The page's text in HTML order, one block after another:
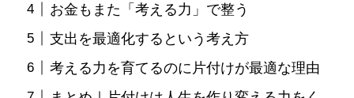
お金もまた「考える力」で整う
支出を最適化するという考え方
考える力を育てるのに片付けが最適な理由